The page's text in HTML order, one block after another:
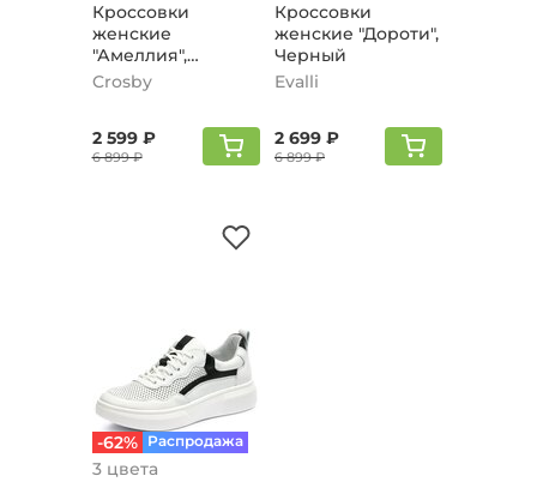
Кроссовки
женские
"Амеллия",
черный
Crosby
2 599 ₽
6 899 ₽
Кроссовки
женские "Дороти",
Черный
Evalli
2 699 ₽
6 899 ₽
-62% Распродажа
3 цвета